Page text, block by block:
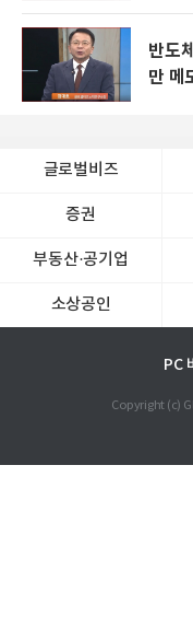
반도
만 메
글로벌비즈
증권
부동산·공기업
소상공인
PC
Copyright (c)